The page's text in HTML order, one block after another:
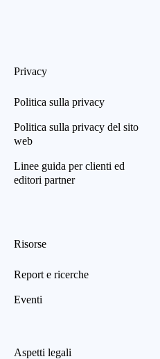
Privacy
Politica sulla privacy
Politica sulla privacy del sito
web
Linee guida per clienti ed
editori partner
Risorse
Report e ricerche
Eventi
Aspetti legali